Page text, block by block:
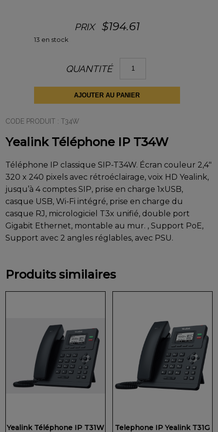
PRIX $194.61
13 en stock
QUANTITÉ
IP
AJOUTER AU PANIER
CODE PRODUIT :T34W
Yealink Téléphone IP T34W
Téléphone IP classique SIP-T34W. Écran couleur 2,4″
320 x 240 pixels avec rétroéclairage, voix HD Yealink,
jusqu’à 4 comptes SIP, prise en charge 1xUSB,
casque USB, Wi-Fi intégré, prise en charge du
casque RJ, micrologiciel T3x unifié, double port
Gigabit Ethernet, montable au mur. , Support PoE,
Support avec 2 angles réglables, avec PSU.
Produits similaires
Yealink Téléphone IP T31W Telephone IP Yealink T31G